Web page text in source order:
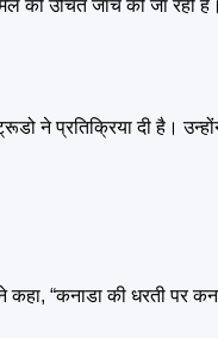
की उचित जांच की जा रही
ने प्रतिक्रिया दी है।
“कनाडा की धरती पर